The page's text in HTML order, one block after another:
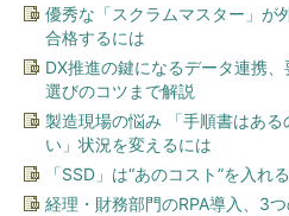
優秀な「スクラムマスター」が
合格するには
DX推進の鍵になるデータ連携
選びのコツまで解説
製造現場の悩み 「手順書はあ
い」状況を変えるには
「SSD」は“あのコスト”を入れ
経理・財務部門のRPA導入、3